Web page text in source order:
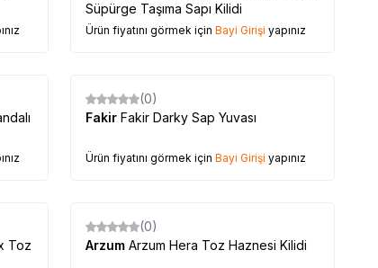
Süpürge Taşıma Sapı Kilidi
Ürün fiyatını görmek için Bayi Girişi yapınız
(0)
Fakir Fakir Darky Sap Yuvası
Ürün fiyatını görmek için Bayi Girişi yapınız
Toz
(0)
Arzum Arzum Hera Toz Haznesi Kilidi